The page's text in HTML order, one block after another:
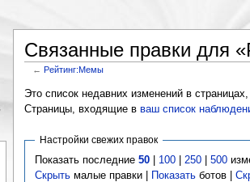
Связанные правки для
←Рейтинг:Мемы
Это список недавних изменений в
Страницы, входящие в ваш список
Настройки свежих правок
Показать последние50 100 250 |500
Скрыть малые правки | Показать ботов |